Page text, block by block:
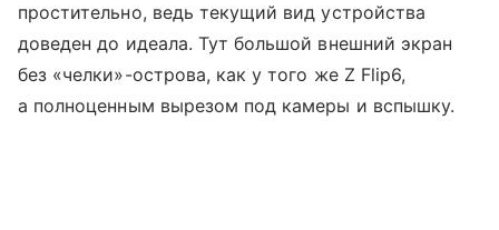
простительно, ведь текущий вид устройства
доведен до идеала. Тут большой внешний экран
без «челки»-острова, как у того же Z Flip6,
а полноценным вырезом под камеры и вспышку.